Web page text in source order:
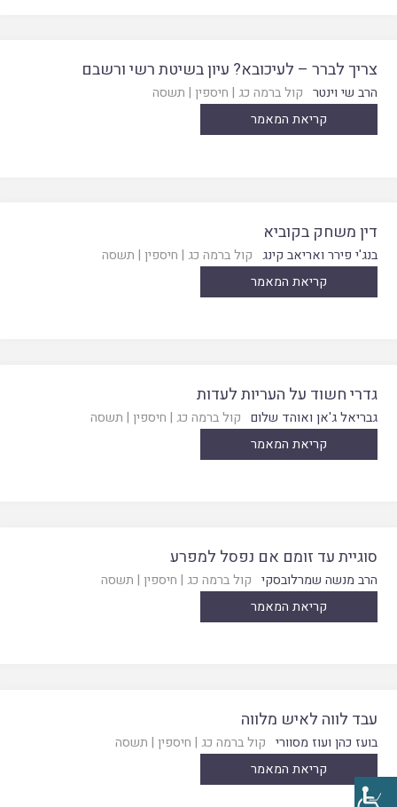
צריך לברר – לעיכובא? עיון בשיטת רשי ורשבם
הרב שי וינטר קול ברמה כג | חיספין | תשסה
קריאת המאמר
דין משחק בקוביא
בנג'י פירר ואריאב קינג קול ברמה כג | חיספין | תשסה
קריאת המאמר
גדרי חשוד על העריות לעדות
גבריאל ג'אן ואוהד שלום קול ברמה כג | חיספין | תשסה
קריאת המאמר
סוגיית עד זומם אם נפסל למפרע
הרב מנשה שמרלובסקי קול ברמה כג | חיספין | תשסה
קריאת המאמר
עבד לווה לאיש מלווה
בועז כהן ועוז מסוורי קול ברמה כג | חיספין | תשסה
קריאת המאמר